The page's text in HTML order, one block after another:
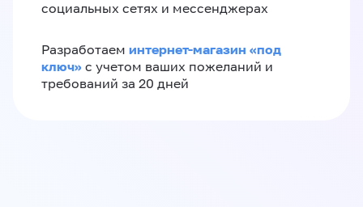
социальных сетях и мессенджерах
Разработаем интернет-магазин «‎под
ключ»‎ с учетом ваших пожеланий и
требований за 20 дней